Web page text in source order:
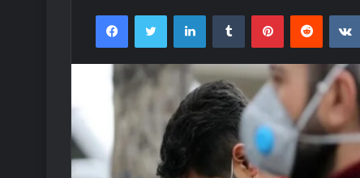
FacebookTwitter LinkedInTumblr PinterestReddit